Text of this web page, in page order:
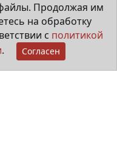
Продолжая им
на обработку
с политикой
. Согласен